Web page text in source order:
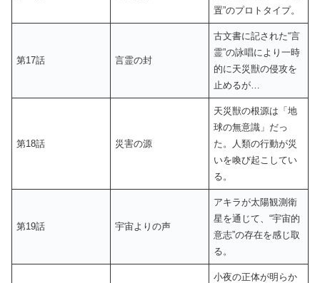
置”のプロトタイプ。
第17話 言霊の封
古文書に記された“言
霊”の詠唱により一時
的に天災獣の侵攻を
止めるが…
第18話 災害の源
天災獣の根源は「地
球の無意識」だっ
た。人類の行動が災
いを喚び起こしてい
る。
第19話 宇宙よりの声
アキラが太陽観測衛
星を通じて、“宇宙的
意志”の存在を感じ取
る。
小夜の正体が明らか